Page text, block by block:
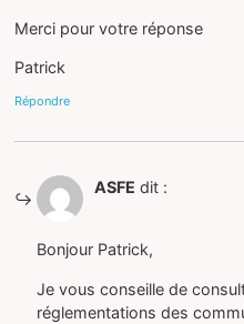
Merci pour votre réponse
Patrick
Répondre
ASFE dit :
Bonjour Patrick,
Je vous conseille de
réglementations des